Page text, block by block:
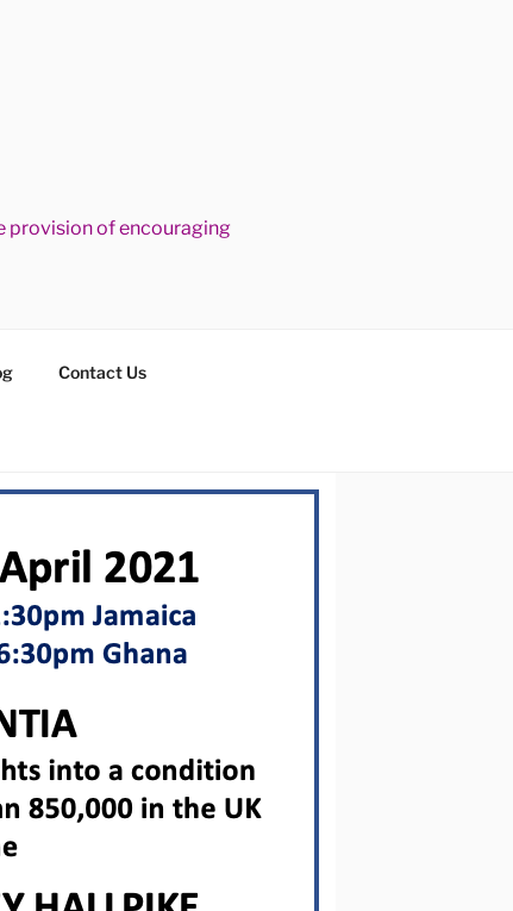
provision of encouraging
Contact Us